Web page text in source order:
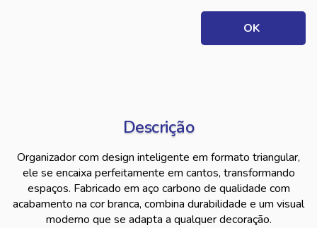
Descrição
Organizador com design inteligente em formato triangular,
ele se encaixa perfeitamente em cantos, transformando
espaços. Fabricado em aço carbono de qualidade com
acabamento na cor branca, combina durabilidade e um visual
moderno que se adapta a qualquer decoração.